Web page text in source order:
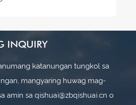
INQUIRY
katanungan tungkol sa
mangyaring huwag mag-
amin sa qishuai@zbqishuai.cn o